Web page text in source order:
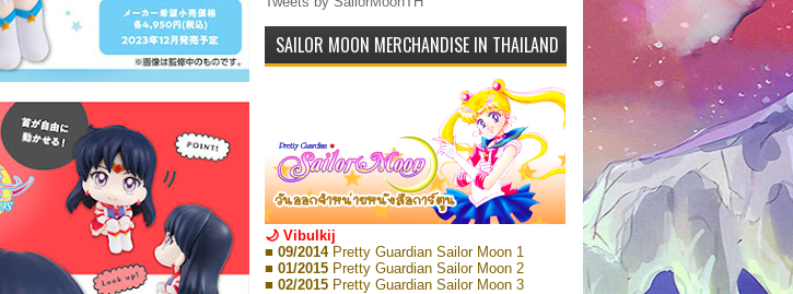
SAILOR MOON MERCHANDISE IN THAILAND
🌙 Vibulkij
■ 09/2014 Pretty Guardian Sailor Moon 1
■ 01/2015 Pretty Guardian Sailor Moon 2
■ 02/2015 Pretty Guardian Sailor Moon 3